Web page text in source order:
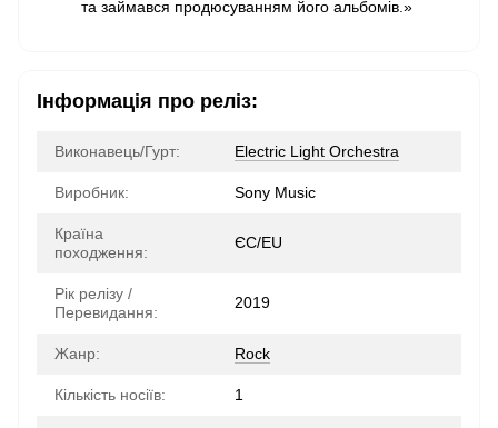
та займався продюсуванням його альбомів.»
Інформація про реліз:
Виконавець/Гурт: Electric Light Orchestra
Виробник: Sony Music
Країна
походження:
ЄС/EU
Рік релізу /
Перевидання:
2019
Жанр: Rock
Кількість носіїв: 1